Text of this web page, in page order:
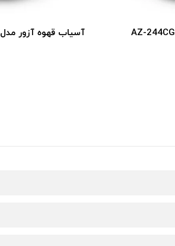
آسیاب قهوه آزور مدل AZ-244CG